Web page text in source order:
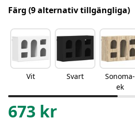
Färg (9 alternativ tillgängliga)
Vit Svart
Sonoma-
ek
673 kr